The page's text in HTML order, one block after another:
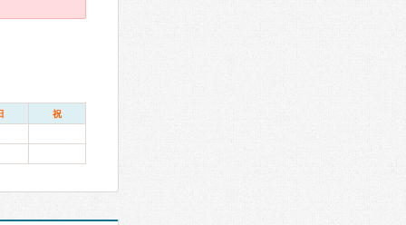
祝